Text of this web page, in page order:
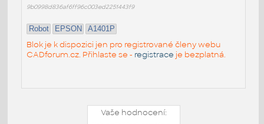
9b0998d836af6ff96c003ed2251443f9
Robot EPSON A1401P
Blok je k dispozici jen pro registrované členy webu
CADforum.cz. Přihlaste se - registrace je bezplatná.
Vaše hodnocení: